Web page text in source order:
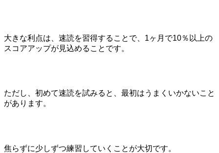
大きな利点は、速読を習得することで、1ヶ月で10％以上の
スコアアップが見込めることです。
ただし、初めて速読を試みると、最初はうまくいかないこと
があります。
焦らずに少しずつ練習していくことが大切です。